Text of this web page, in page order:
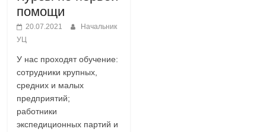
помощи
20.07.2021
Начальник
УЦ
У нас проходят обучение:
сотрудники крупных,
средних и малых
предприятий;
работники
экспедиционных партий и